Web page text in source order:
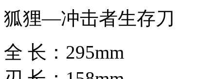
狐狸—冲击者生存刀
全 长：295mm